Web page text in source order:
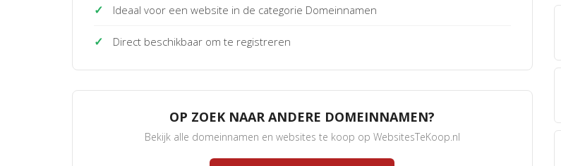
✓ Ideaal voor een website in de categorie Domeinnamen
✓ Direct beschikbaar om te registreren
OP ZOEK NAAR ANDERE DOMEINNAMEN?
Bekijk alle domeinnamen en websites te koop op WebsitesTeKoop.nl